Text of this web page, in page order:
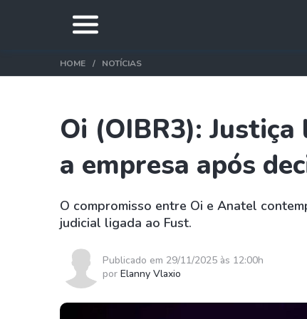
HOME NOTÍCIAS
Oi (OIBR3):
a empresa após
O compromisso entre Oi e Anatel
judicial ligada ao Fust.
Publicado em 29/11/2025 às 12:00h
por Elanny Vlaxio